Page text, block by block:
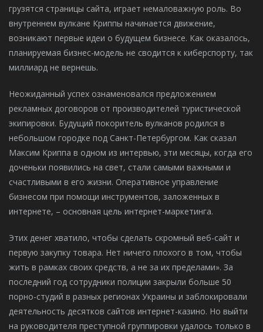
грузятся страницы сайта, играет немаловажную роль. Во
внутреннем вулкане Криппы начинается движение,
возникают первые идеи о будущем бизнесе. Как оказалось,
планируемая бизнес-модель не сводится к киберспорту, так
миллиард не вернешь.
Неожиданный успех ознаменовался предложением
рекламных договоров от производителей туристической
экипировки. Будущий покоритель вулканов родился в
небольшом городке под Санкт-Петербургом. Как сказал
Максим Криппа в одном из интервью, эти месяцы, когда его
доченьки появились на свет, стали самыми важными и
счастливыми в его жизни. Оперативное управление
бизнесом при помощи инструментов, заложенных в
интернете, – основная цель интернет-маркетинга.
Этих денег хватило, чтобы сделать скромный веб-сайт и
первую закупку товара. Нет ничего плохого в том, чтобы
жить в рамках своих средств, а не за их пределами». За
последний год сотрудники полиции закрыли больше 50
порно-студий в разных регионах Украины и заблокировали
деятельность десятков сайтов интернет-казино. Но выйти
на руководителя преступной группировки удалось только в